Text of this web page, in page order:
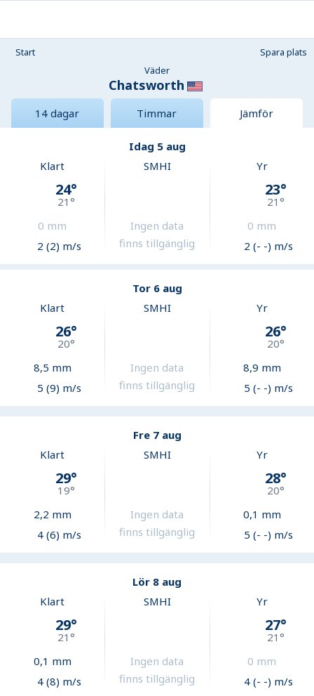
Start
Spara plats
Väder
Chatsworth
14 dagar Timmar Jämför
Idag 5 aug
Klart
24°
21°
0 mm
2 (2) m/s
SMHI
Ingen data
finns tillgänglig
Yr
23°
21°
0 mm
2 (- -) m/s
Tor 6 aug
Klart
26°
20°
8,5 mm
5 (9) m/s
SMHI
Ingen data
finns tillgänglig
Yr
26°
20°
8,9 mm
5 (- -) m/s
Fre 7 aug
Klart
29°
19°
2,2 mm
4 (6) m/s
SMHI
Ingen data
finns tillgänglig
Yr
28°
20°
0,1 mm
5 (- -) m/s
Lör 8 aug
Klart
29°
21°
0,1 mm
4 (8) m/s
SMHI
Ingen data
finns tillgänglig
Yr
27°
21°
0 mm
4 (- -) m/s